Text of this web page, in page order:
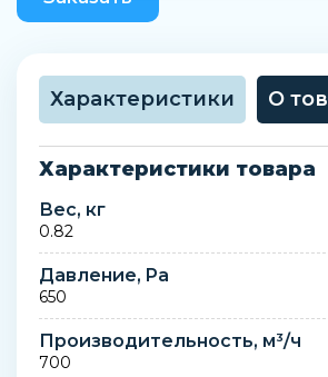
Характеристики О
Характеристики товара
Вес, кг
0.82
Давление, Pa
650
Производительность, м³/ч
700